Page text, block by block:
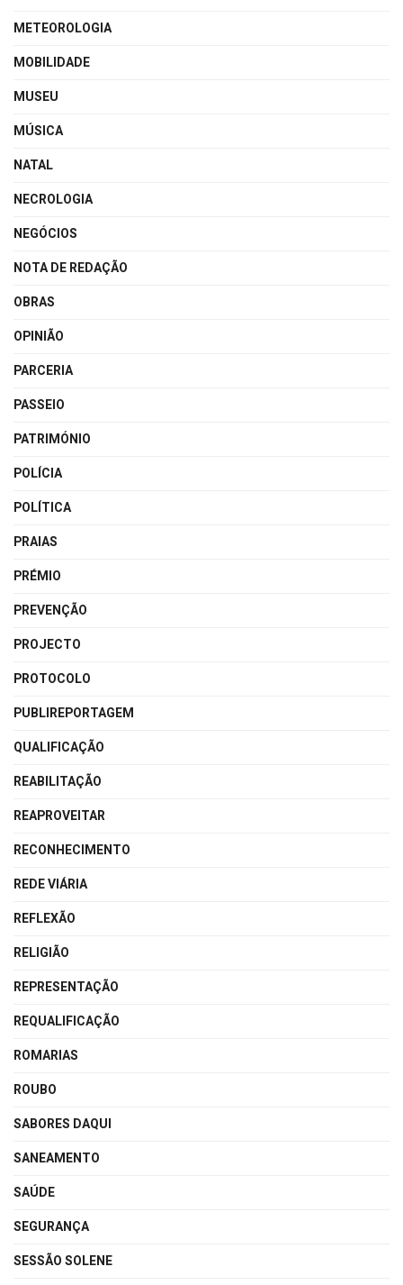
METEOROLOGIA
MOBILIDADE
MUSEU
MÚSICA
NATAL
NECROLOGIA
NEGÓCIOS
NOTA DE REDAÇÃO
OBRAS
OPINIÃO
PARCERIA
PASSEIO
PATRIMÓNIO
POLÍCIA
POLÍTICA
PRAIAS
PRÉMIO
PREVENÇÃO
PROJECTO
PROTOCOLO
PUBLIREPORTAGEM
QUALIFICAÇÃO
REABILITAÇÃO
REAPROVEITAR
RECONHECIMENTO
REDE VIÁRIA
REFLEXÃO
RELIGIÃO
REPRESENTAÇÃO
REQUALIFICAÇÃO
ROMARIAS
ROUBO
SABORES DAQUI
SANEAMENTO
SAÚDE
SEGURANÇA
SESSÃO SOLENE